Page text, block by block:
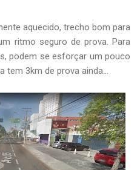
aquecido, trecho bom para
ritmo seguro de prova. Para
podem se esforçar um pouco
tem 3km de prova ainda...